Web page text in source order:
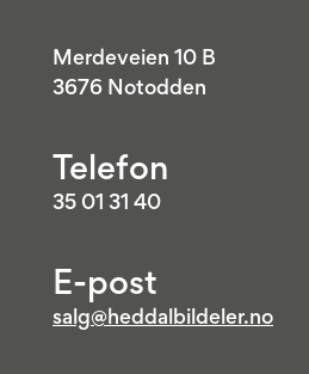
Merdeveien 10 B
3676 Notodden
Telefon
35 01 31 40
E-post
salg@heddalbildeler.no